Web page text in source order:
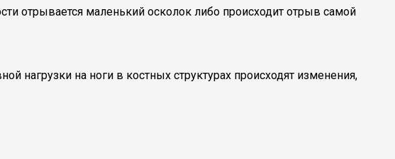
отрывается маленький осколок либо происходит отрыв самой
на ноги в костных структурах происходят изменения,